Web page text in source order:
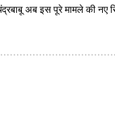
अब इस पूरे मामले की नए